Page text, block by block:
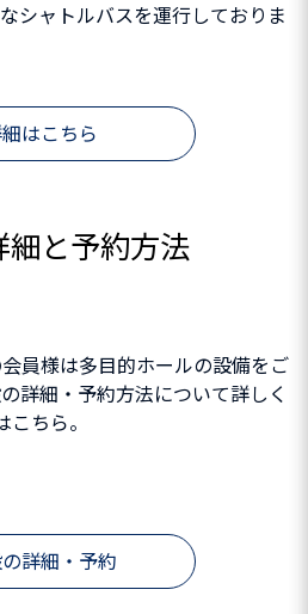
シャトルバスを運行しておりま
はこちら
細と予約方法
員様は多目的ホールの設備をご
詳細・予約方法について詳しく
こちら。
詳細・予約